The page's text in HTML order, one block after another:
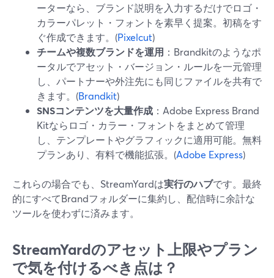
ーターなら、ブランド説明を入力するだけでロゴ・
カラーパレット・フォントを素早く提案。初稿をす
ぐ作成できます。(Pixelcut)
チームや複数ブランドを運用 ：Brandkitのようなポ
ータルでアセット・バージョン・ルールを一元管理
し、パートナーや外注先にも同じファイルを共有で
きます。(Brandkit)
SNSコンテンツを大量作成 ：Adobe Express Brand
Kitならロゴ・カラー・フォントをまとめて管理
し、テンプレートやグラフィックに適用可能。無料
プランあり、有料で機能拡張。(Adobe Express)
これらの場合でも、StreamYardは実行のハブです。最終
的にすべてBrandフォルダーに集約し、配信時に余計な
ツールを使わずに済みます。
StreamYardのアセット上限やプラン
で気を付けるべき点は？